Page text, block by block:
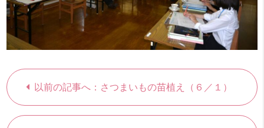
以前の記事へ：さつまいもの苗植え（６／１）